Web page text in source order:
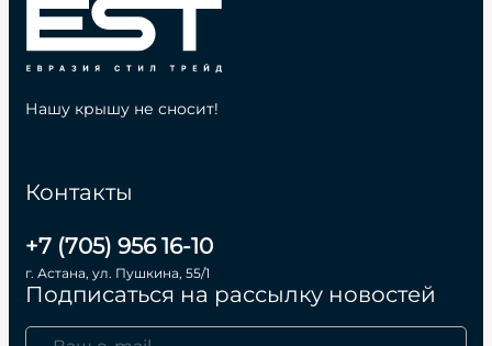
Контакты
+7 (705) 956 16-10
г. Астана, ул. Пушкина, 55/1
Подписаться на рассылку новостей
Нашу крышу не сносит!